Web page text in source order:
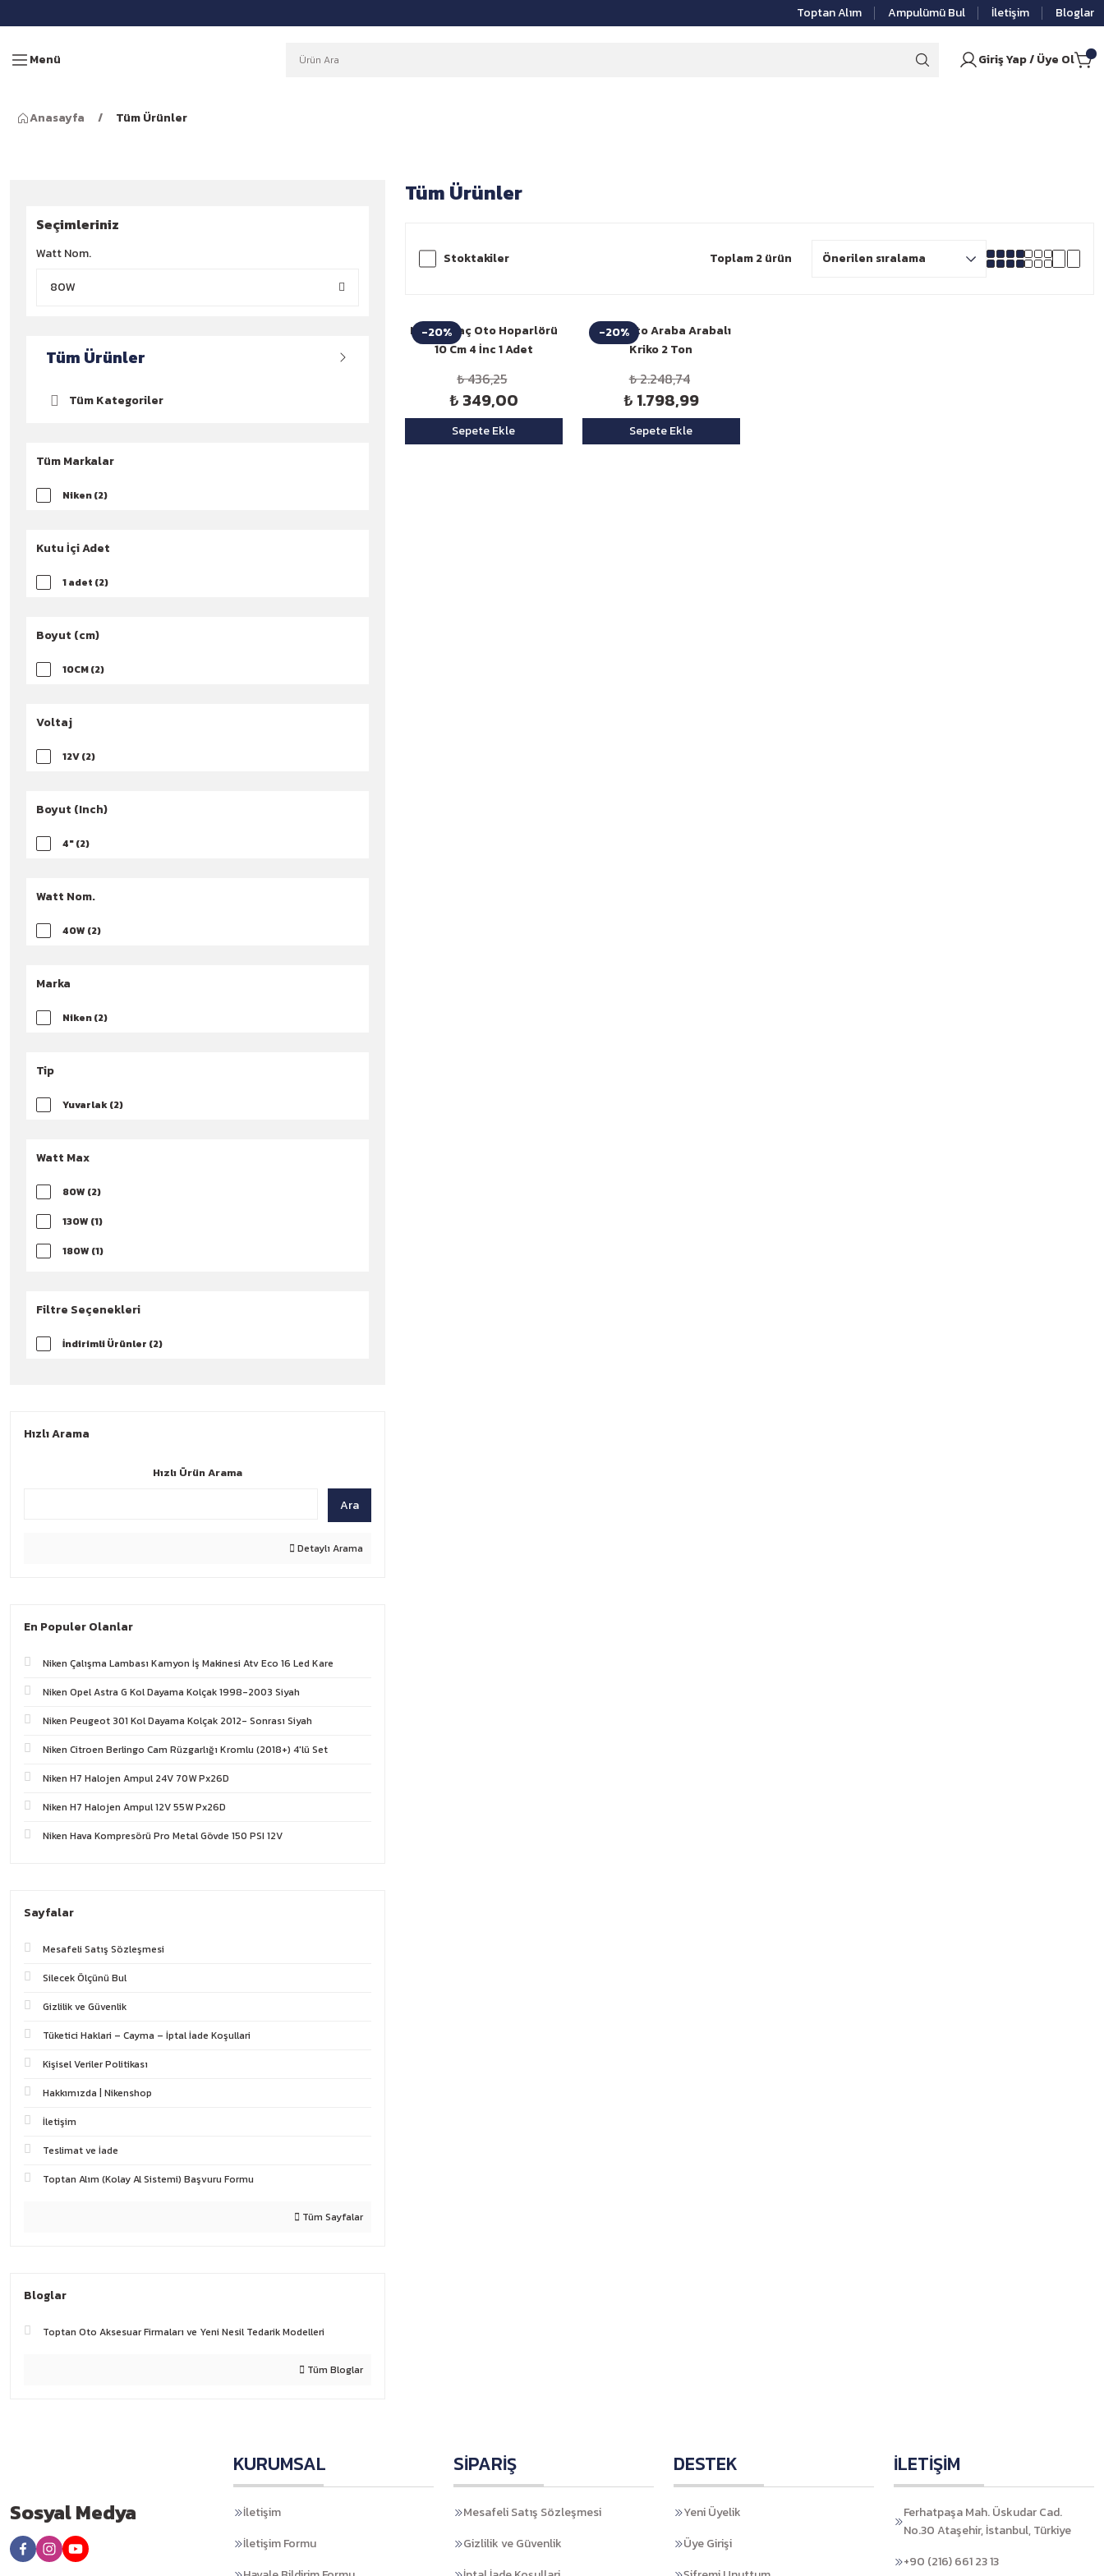
Toptan Alım Ampulümü Bul İletişim Bloglar
Menü Giriş Yap / Üye Ol
Anasayfa Tüm Ürünler
Seçimleriniz
Watt Nom.
80W
Tüm Ürünler
Tüm Kategoriler
Tüm Markalar
Niken (2)
Kutu İçi Adet
1 adet (2)
Boyut (cm)
10CM (2)
Voltaj
12V (2)
Boyut (Inch)
4" (2)
Watt Nom.
40W (2)
Marka
Niken (2)
Tip
Yuvarlak (2)
Watt Max
80W (2)
130W (1)
180W (1)
Filtre Seçenekleri
İndirimli Ürünler (2)
Hızlı Arama
Hızlı Ürün Arama
Ara
Detaylı Arama
En Populer Olanlar
Niken Çalışma Lambası Kamyon İş Makinesi Atv Eco 16 Led Kare
Niken Opel Astra G Kol Dayama Kolçak 1998-2003 Siyah
Niken Peugeot 301 Kol Dayama Kolçak 2012- Sonrası Siyah
Niken Citroen Berlingo Cam Rüzgarlığı Kromlu (2018+) 4'lü Set
Niken H7 Halojen Ampul 24V 70W Px26D
Niken H7 Halojen Ampul 12V 55W Px26D
Niken Hava Kompresörü Pro Metal Gövde 150 PSI 12V
Sayfalar
Mesafeli Satış Sözleşmesi
Silecek Ölçünü Bul
Gizlilik ve Güvenlik
Tüketici Haklari – Cayma – İptal İade Koşullari
Kişisel Veriler Politikası
Hakkımızda | Nikenshop
İletişim
Teslimat ve İade
Toptan Alım (Kolay Al Sistemi) Başvuru Formu
Tüm Sayfalar
Bloglar
Toptan Oto Aksesuar Firmaları ve Yeni Nesil Tedarik Modelleri
Tüm Bloglar
Tüm Ürünler
Stoktakiler Toplam 2 ürün
-20%
Niken Araç Oto Hoparlörü
10 Cm 4 İnc 1 Adet
₺ 436,25
₺ 349,00
Sepete Ekle
-20%
Niken Oto Araba Arabalı
Kriko 2 Ton
₺ 2.248,74
₺ 1.798,99
Sepete Ekle
Sosyal Medya
KURUMSAL
İletişim
İletişim Formu
SİPARİŞ
Mesafeli Satış Sözleşmesi
Gizlilik ve Güvenlik
DESTEK
Yeni Üyelik
Üye Girişi
İLETİŞİM
Ferhatpaşa Mah. Üskudar Cad.
No.30 Ataşehir, İstanbul, Türkiye
+90 (216) 661 23 13